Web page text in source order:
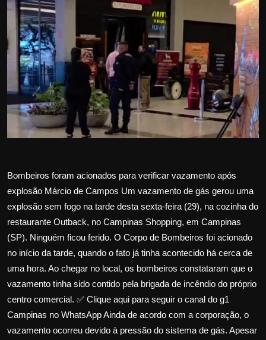
Cultura
Internacional
APOIE
Educação
Justiça
Saúde
Esportes
Fama e TV
FALE CONOSCO
Bombeiros foram acionados para verificar vazamento após
explosão Márcio de Campos Um vazamento de gás gerou uma
explosão sem fogo na tarde desta sexta-feira (29), na cozinha do
restaurante Outback, no Campinas Shopping, em Campinas
(SP). Ninguém ficou ferido. O Corpo de Bombeiros foi acionado
no início da tarde, quando o fato já tinha acontecido há cerca de
uma hora. Ao chegar no local, os bombeiros constataram que o
vazamento tinha sido contido pela brigada de incêndio do próprio
centro comercial. ✅ Clique aqui para seguir o canal do g1
Campinas no WhatsApp Ainda de acordo com a corporação, o
vazamento ocorreu devido à pressão do sistema de gás. Apesar